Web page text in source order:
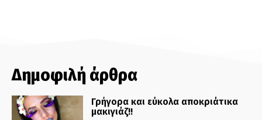
Δημοφιλή άρθρα
Γρήγορα και εύκολα αποκριάτικα
μακιγιάζ!!